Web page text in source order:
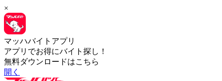
×
マッハバイトアプリ
アプリでお得にバイト探し！
無料ダウンロードはこちら
開く